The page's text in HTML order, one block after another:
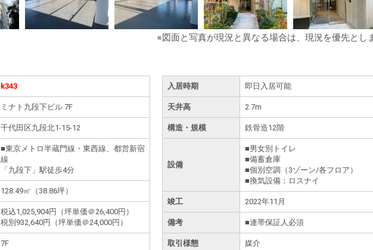
※図面と写真が現況と異なる場合は、現況を優先とし
k343
ミナト九段下ビル 7F
千代田区九段北1-15-12
■東京メトロ半蔵門線・東西線、都営新宿
線
「九段下」駅徒歩4分
128.49㎡（38.86坪）
税込1,025,904円
（坪単価＠26,400円）
税別 932,640円 （坪単価＠24,000円）
7F
入居時期 即日入居可能
天井高 2.7m
構造・規模 鉄骨造12階
設備
■男女別トイレ
■備蓄倉庫
■個別空調（3ゾーン/各フロア）
■換気設備：ロスナイ
竣工 2022年11月
備考 ■連帯保証人必須
取引様態 媒介